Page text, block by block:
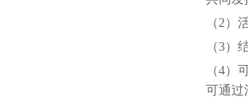
（2）
（3）
（4）
可通过